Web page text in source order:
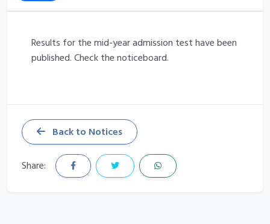
Results for the mid-year admission test have been
published. Check the noticeboard.
Back to Notices
Share: